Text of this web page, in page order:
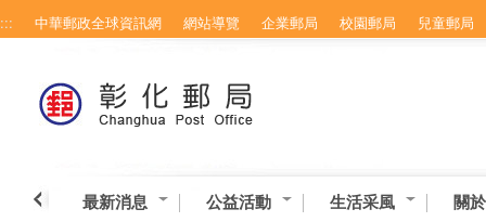
跳到主要內容區塊
::: 中華郵政全球資訊網 網站導覽 企業郵局 校園郵局 兒童郵局
最新消息 公益活動 生活采風 關